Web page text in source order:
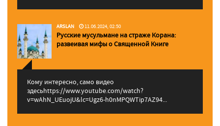
ARSLAN 11.06.2024, 02:50
Русские мусульмане на страже Корана:
pазвеивая мифы о Священной Книге
Кому интересно, само видео
здесьhttps://www.youtube.com/watch?
v=wAhN_UEuojU&lc=Ugz6-h0nMPQWTip7AZ94...